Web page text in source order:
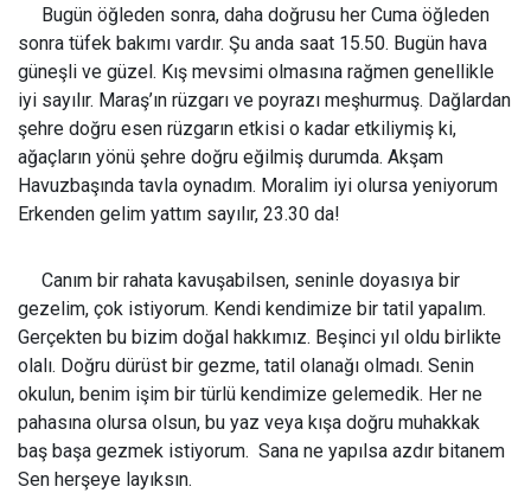
Bugün öğleden sonra, daha doğrusu her Cuma öğleden
sonra tüfek bakımı vardır. Şu anda saat 15.50. Bugün hava
güneşli ve güzel. Kış mevsimi olmasına rağmen genellikle
iyi sayılır. Maraş’ın rüzgarı ve poyrazı meşhurmuş. Dağlardan
şehre doğru esen rüzgarın etkisi o kadar etkiliymiş ki,
ağaçların yönü şehre doğru eğilmiş durumda. Akşam
Havuzbaşında tavla oynadım. Moralim iyi olursa yeniyorum
Erkenden gelim yattım sayılır, 23.30 da!
Canım bir rahata kavuşabilsen, seninle doyasıya bir
gezelim, çok istiyorum. Kendi kendimize bir tatil yapalım.
Gerçekten bu bizim doğal hakkımız. Beşinci yıl oldu birlikte
olalı. Doğru dürüst bir gezme, tatil olanağı olmadı. Senin
okulun, benim işim bir türlü kendimize gelemedik. Her ne
pahasına olursa olsun, bu yaz veya kışa doğru muhakkak
baş başa gezmek istiyorum. Sana ne yapılsa azdır bitanem
Sen herşeye layıksın.